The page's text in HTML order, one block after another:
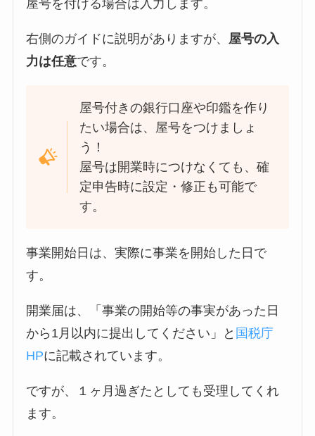
屋号を付ける場合は入力します。
右側のガイドに説明がありますが、 屋号の入
力は任意です。
屋号付きの銀行口座や印鑑を作り
たい場合は、屋号をつけましょ
う！
屋号は開業時につけなくても、確
定申告時に設定・修正も可能で
す。
事業開始日は、実際に事業を開始した日で
す。
開業届は、「事業の開始等の事実があった日
から1月以内に提出してください」と 国税庁
HPに記載されています。
ですが、１ヶ月過ぎたとしても受理してくれ
ます。